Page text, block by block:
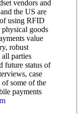
vendors and
the US are
using RFID
goods
value
robust
all parties
future status of
case
of some of the
payments